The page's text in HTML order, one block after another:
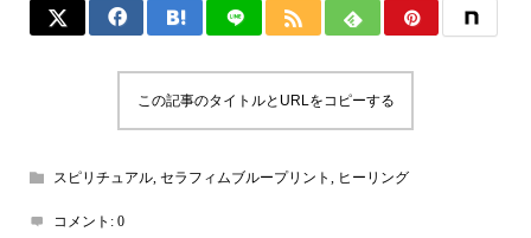
この記事のタイトルとURLをコピーする
スピリチュアル, セラフィムブループリント , ヒーリング
コメント: 0